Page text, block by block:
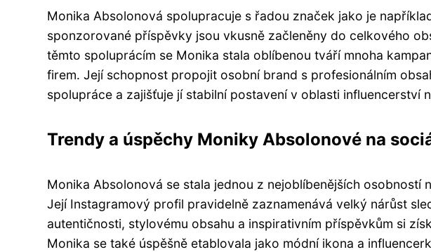
Monika Absolonová spolupracuje s řadou značek jako je
sponzorované příspěvky jsou vkusně začleněny do celkového
těmto spoluprácím se Monika stala oblíbenou tváří mnoha
firem. Její schopnost propojit osobní brand s profesionálním
spolupráce a zajišťuje jí stabilní postavení v oblasti influencerství
Trendy a úspěchy Moniky Absolonové na
Monika Absolonová se stala jednou z nejoblíbenějších osobností
Její Instagramový profil pravidelně zaznamenává velký nárůst
autentičnosti, stylovému obsahu a inspirativním příspěvkům si
Monika se také úspěšně etablovala jako módní ikona a